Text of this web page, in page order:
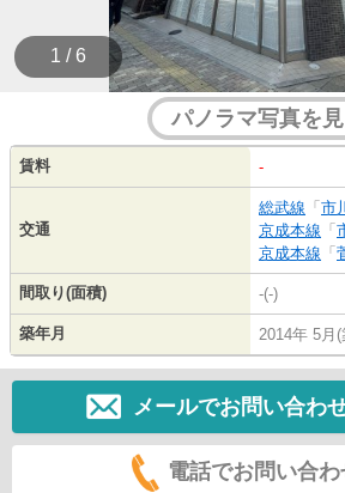
1 / 6
パノラマ写真を
賃料 -
交通
総武線 「 市川
京成本線 「
京成本線 「
間取り(面積) -(-)
築年月 2014年 5月
メールでお問い合わ
電話でお問い合